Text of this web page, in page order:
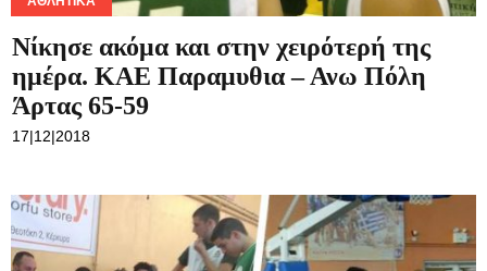
Νίκησε ακόμα και στην χειρότερή της
ημέρα. ΚΑΕ Παραμυθια – Ανω Πόλη
Άρτας 65-59
17|12|2018